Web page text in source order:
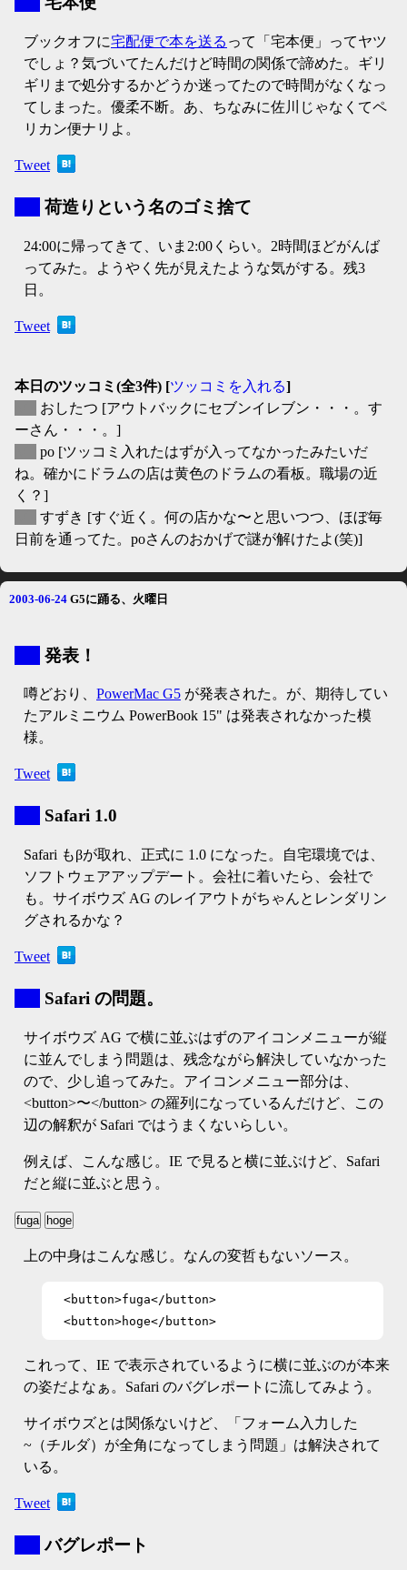
ブックオフに宅配便で本を送る って「宅本便」ってヤツ
でしょ？気づいてたんだけど時間の関係で諦めた。ギリ
ギリまで処分するかどうか迷ってたので時間がなくなっ
てしまった。優柔不断。あ、ちなみに佐川じゃなくてペ
リカン便ナリよ。
Tweet
荷造りという名のゴミ捨て
24:00に帰ってきて、いま2:00くらい。2時間ほどがんば
ってみた。ようやく先が見えたような気がする。残3
日。
Tweet
本日のツッコミ(全3件) [ツッコミを入れる]
おしたつ [アウトバックにセブンイレブン・・・。す
ーさん・・・。]
po [ツッコミ入れたはずが入ってなかったみたいだ
ね。確かにドラムの店は黄色のドラムの看板。職場の近
く？]
すずき [すぐ近く。何の店かな〜と思いつつ、ほぼ毎
日前を通ってた。poさんのおかげで謎が解けたよ(笑)]
2003-06-24 G5に踊る、火曜日
発表！
噂どおり、 PowerMac G5 が発表された。が、期待してい
たアルミニウム PowerBook 15" は発表されなかった模
様。
Tweet
Safari 1.0
Safari もβが取れ、正式に 1.0 になった。自宅環境では、
ソフトウェアアップデート。会社に着いたら、会社で
も。サイボウズ AG のレイアウトがちゃんとレンダリン
グされるかな？
Tweet
Safari の問題。
サイボウズ AG で横に並ぶはずのアイコンメニューが縦
に並んでしまう問題は、残念ながら解決していなかった
ので、少し追ってみた。アイコンメニュー部分は、
<button>〜</button> の羅列になっているんだけど、この
辺の解釈が Safari ではうまくないらしい。
例えば、こんな感じ。IE で見ると横に並ぶけど、Safari
だと縦に並ぶと思う。
fuga hoge
上の中身はこんな感じ。なんの変哲もないソース。
  <button>fuga</button>
これって、IE で表示されているように横に並ぶのが本来
の姿だよなぁ。Safari のバグレポートに流してみよう。
サイボウズとは関係ないけど、「フォーム入力した
~（チルダ）が全角になってしまう問題」は解決されて
いる。
Tweet
バグレポート